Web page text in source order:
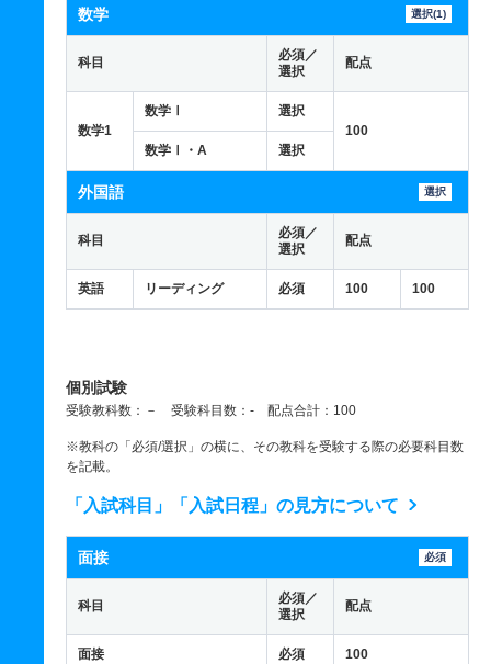
数学 選択(1)
科目
必須／
選択
配点
数学1
数学Ⅰ
選択
100
数学Ⅰ・A
選択
外国語 選択
科目
必須／
選択
配点
英語 リーディング 必須 100 100
個別試験
受験教科数：－ 受験科目数：- 配点合計：100
※教科の「必須/選択」の横に、その教科を受験する際の必要科目数
を記載。
「入試科目」「入試日程」の見方について
面接 必須
科目
必須／
選択
配点
面接 必須 100